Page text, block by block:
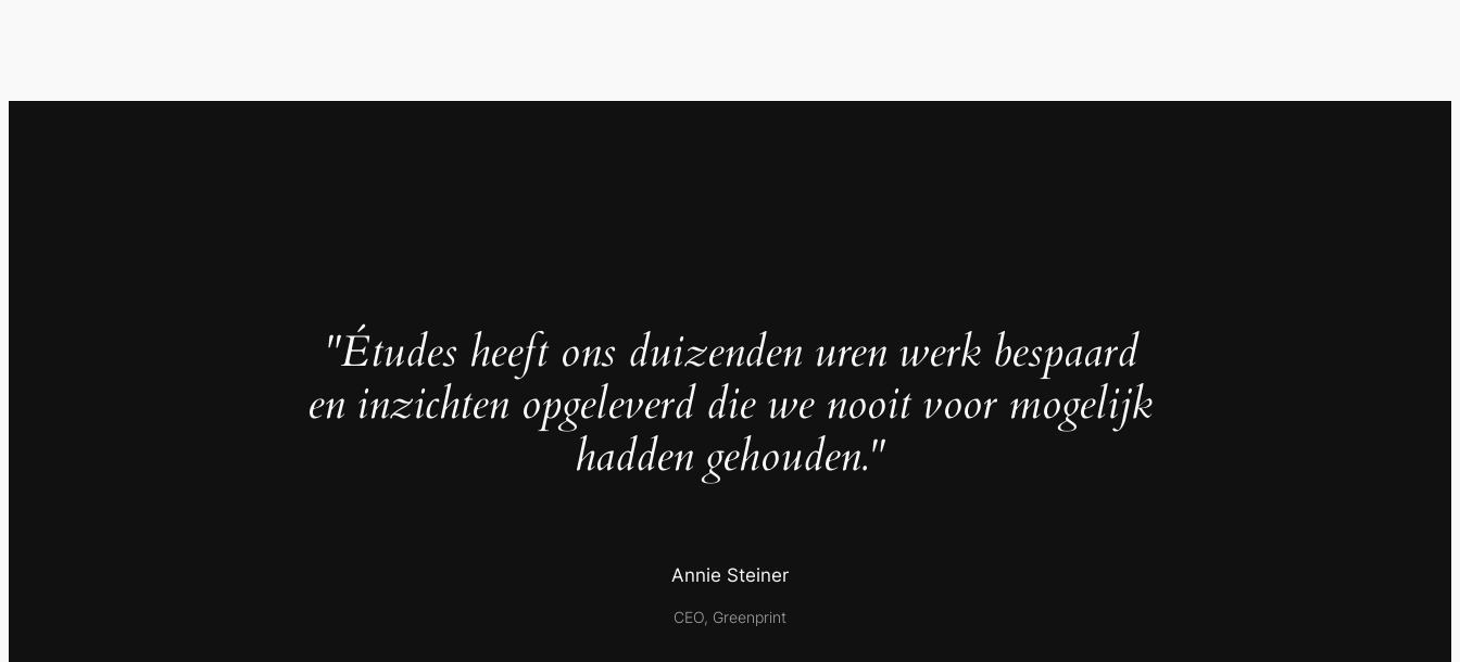
"Études heeft ons duizenden uren werk bespaard
en inzichten opgeleverd die we nooit voor mogelijk
hadden gehouden."
Annie Steiner
CEO, Greenprint